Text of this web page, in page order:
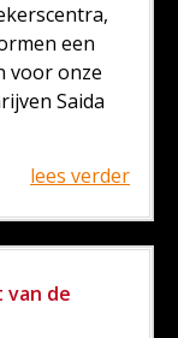
een
voor onze
Saida
lees verder
van de